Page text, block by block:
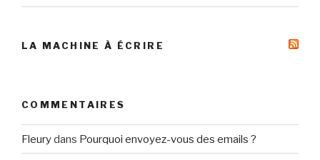
LA MACHINE À ÉCRIRE
COMMENTAIRES
Fleurydans Pourquoi envoyez-vous des emails ?